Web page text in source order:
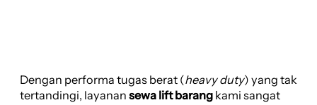
Dengan performa tugas berat (heavy duty) yang tak
tertandingi, layanan sewa lift barang kami sangat